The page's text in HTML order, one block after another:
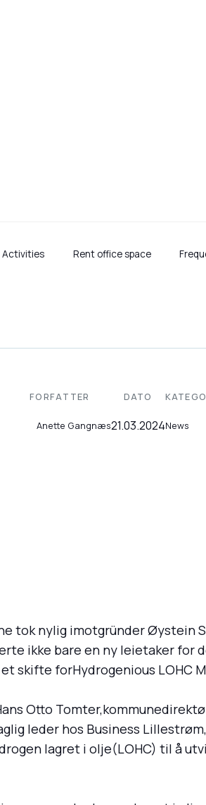
Activities Rent office space
i
FORFATTER
Anette Gangnæs
DATO
21.03.2024News
tok nylig imotgründer Øystein
ikke bare en ny leietaker
skifte forHydrogenious LOHC
Otto
leder hos Business
lagret i olje(LOHC) til å